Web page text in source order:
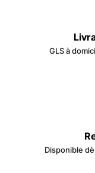
GLS à
Disponible